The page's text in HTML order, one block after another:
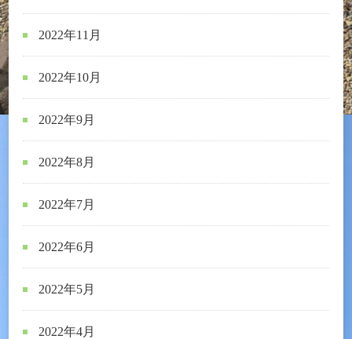
2022年11月
2022年10月
2022年9月
2022年8月
2022年7月
2022年6月
2022年5月
2022年4月